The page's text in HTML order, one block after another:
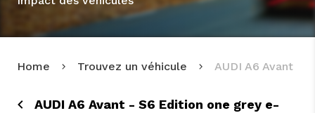
Home Trouvez un véhicule AUDI A6 Avant
AUDI A6 Avant - S6 Edition one grey e-